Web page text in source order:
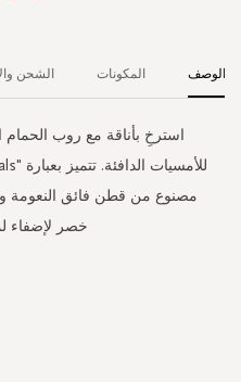
الوصف
استرخِ بأناقة مع روب الحمام
مصنوع من قطن فائق النعومة
خصر لإضفاء
المكونات الشحن